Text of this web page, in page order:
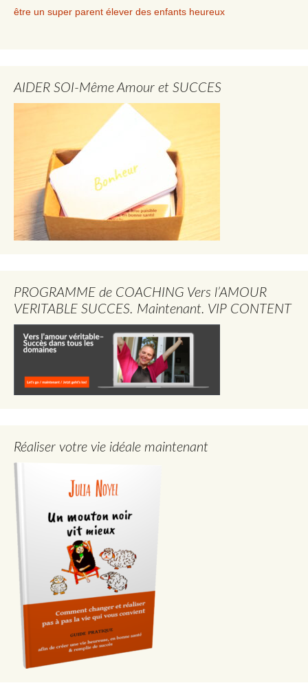
être un super parent élever des enfants heureux
AIDER SOI-Même Amour et SUCCES
PROGRAMME de COACHING Vers l’AMOUR
VERITABLE SUCCES. Maintenant. VIP CONTENT
Réaliser votre vie idéale maintenant